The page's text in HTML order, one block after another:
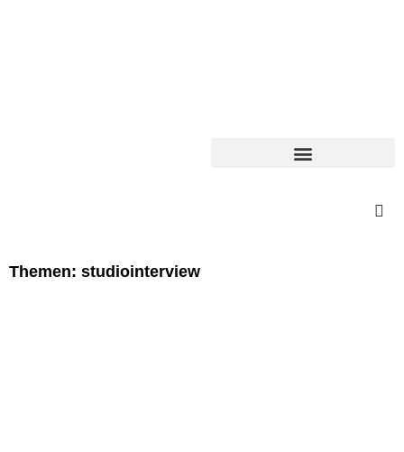
Themen: studiointerview